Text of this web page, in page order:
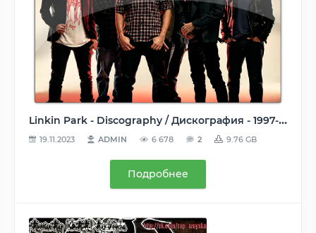
Linkin Park - Discography / Дискография - 1997-2017 (126 Releases), MP3 (96-320 kbps)
19.11.2023 ADMIN 6 678 2 9.76 GB
Подробнее